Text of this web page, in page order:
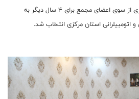
۲۱ تیر ماه برگزار شد و احمد بهاری از سوی اعضای مجمع برای ۴ سال دیگر به
استان مرکزی انتخاب شد.